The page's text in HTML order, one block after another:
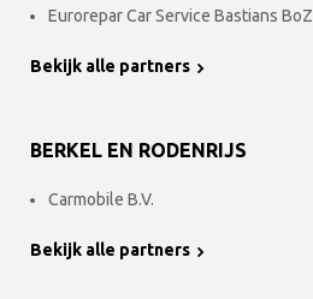
Eurorepar Car Service Bastians BoZ
Bekijk alle partners
BERKEL EN RODENRIJS
Carmobile B.V.
Bekijk alle partners